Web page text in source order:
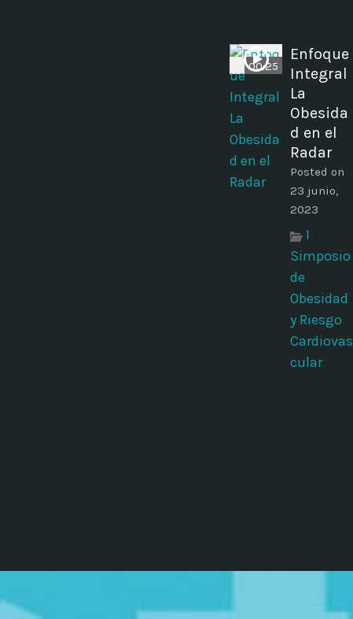
00:25
Enfoque
Integral
La
Obesida
d en el
Radar
Posted on
23 junio,
2023
I
Simposio
de
Obesidad
y Riesgo
Cardiovas
cular